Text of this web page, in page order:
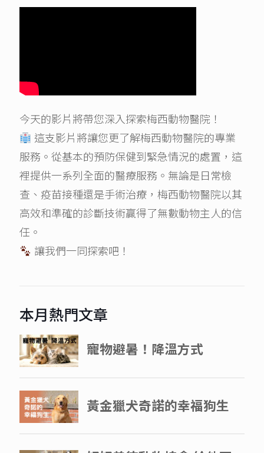
今天的影片將帶您深入探索梅西動物醫院！
這支影片將讓您更了解梅西動物醫院的專業
服務。從基本的預防保健到緊急情況的處置，這
裡提供一系列全面的醫療服務。無論是日常檢
查、疫苗接種還是手術治療，梅西動物醫院以其
高效和準確的診斷技術贏得了無數動物主人的信
任。
讓我們一同探索吧！
本月熱門文章